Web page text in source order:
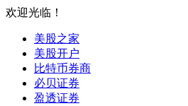
欢迎光临！
美股之家
美股开户
比特币券商
必贝证券
盈透证券